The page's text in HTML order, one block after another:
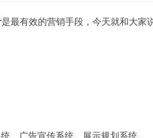
是最有效的营销手段，今天就和大家